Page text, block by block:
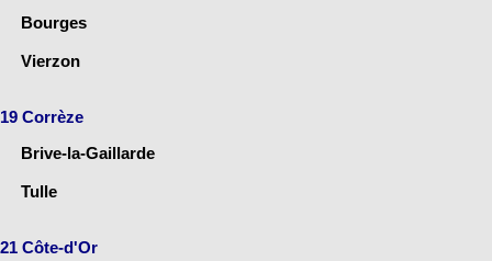
Bourges
Vierzon
19 Corrèze
Brive-la-Gaillarde
Tulle
21 Côte-d'Or